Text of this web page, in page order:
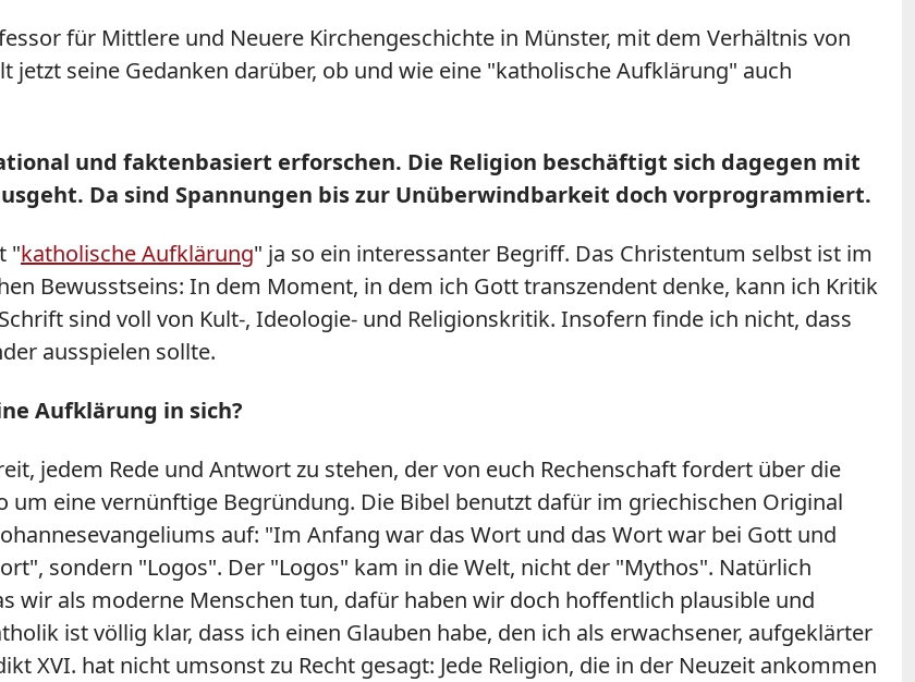
für Mittlere und Neuere Kirchengeschichte in Münster, mit dem Verhältnis von
jetzt seine Gedanken darüber, ob und wie eine "katholische Aufklärung" auch
und faktenbasiert erforschen. Die Religion beschäftigt sich dagegen mit
Da sind Spannungen bis zur Unüberwindbarkeit doch vorprogrammiert.
"katholische Aufklärung" ja so ein interessanter Begriff. Das Christentum selbst ist im
Bewusstseins: In dem Moment, in dem ich Gott transzendent denke, kann ich Kritik
sind voll von Kult-, Ideologie- und Religionskritik. Insofern finde ich nicht, dass
ausspielen sollte.
Aufklärung in sich?
jedem Rede und Antwort zu stehen, der von euch Rechenschaft fordert über die
um eine vernünftige Begründung. Die Bibel benutzt dafür im griechischen Original
auf: "Im Anfang war das Wort und das Wort war bei Gott und
sondern "Logos". Der "Logos" kam in die Welt, nicht der "Mythos". Natürlich
wir als moderne Menschen tun, dafür haben wir doch hoffentlich plausible und
ist völlig klar, dass ich einen Glauben habe, den ich als erwachsener, aufgeklärter
XVI. hat nicht umsonst zu Recht gesagt: Jede Religion, die in der Neuzeit ankommen